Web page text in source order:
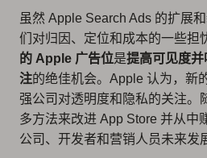
虽然 Apple Search Ads 的扩展
们对归因、定位和成本的一些担
的 Apple 广告位是提高可见度
注的绝佳机会。Apple 认为，新
强公司对透明度和隐私的关注。
多方法来改进 App Store 并从中
公司、开发者和营销人员未来发